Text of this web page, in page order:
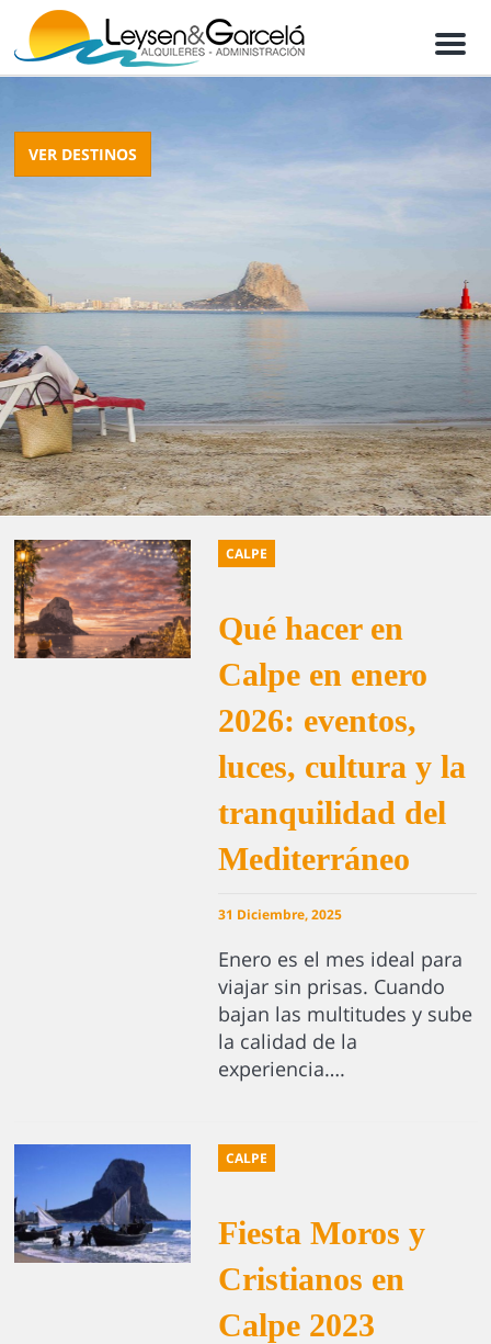
M
n
VER DESTINOS
CALPE
Qué hacer en
Calpe en enero
2026: eventos,
luces, cultura y la
tranquilidad del
Mediterráneo
31 Diciembre, 2025
Enero es el mes ideal para
viajar sin prisas. Cuando
bajan las multitudes y sube
la calidad de la
experiencia….
CALPE
Fiesta Moros y
Cristianos en
Calpe 2023